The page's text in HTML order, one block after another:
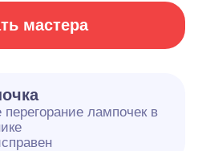
мастера
перегорание лампочек в